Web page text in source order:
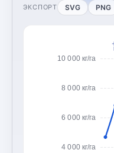
ЭКСПОРТ SVG PNG
4 000 кг/га
6 000 кг/га
8 000 кг/га
10 000 кг/га